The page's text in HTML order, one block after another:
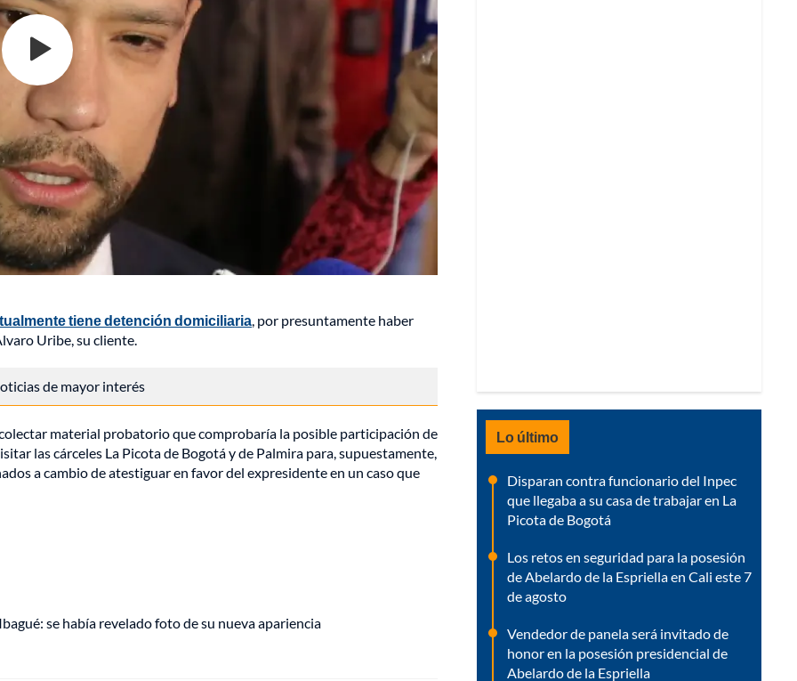
tiene detención domiciliaria, por presuntamente haber
Uribe, su cliente.
de mayor interés
material probatorio que comprobaría la posible participación de
las cárceles La Picota de Bogotá y de Palmira para, supuestamente,
a cambio de atestiguar en favor del expresidente en un caso que
se había revelado foto de su nueva apariencia
Lo último
Disparan contra funcionario del Inpec
que llegaba a su casa de trabajar en La
Picota de Bogotá
Los retos en seguridad para la posesión
de Abelardo de la Espriella en Cali este 7
de agosto
Vendedor de panela será invitado de
honor en la posesión presidencial de
Abelardo de la Espriella